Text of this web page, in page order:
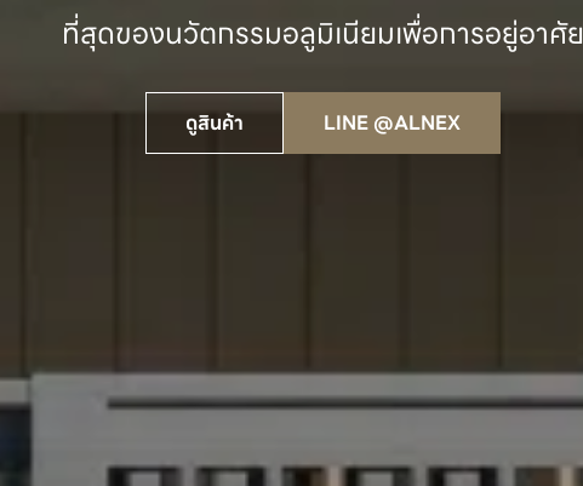
ที่สุดของนวัตกรรมอลูมิเนียมเพื่อการอยู่อาศัย
ดูสินค้า LINE @ALNEX